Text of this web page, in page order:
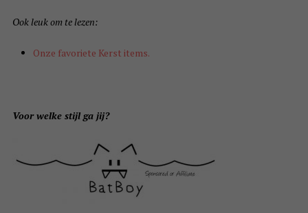
Ook leuk om te lezen:
Onze favoriete Kerst items.
Voor welke stijl ga jij?